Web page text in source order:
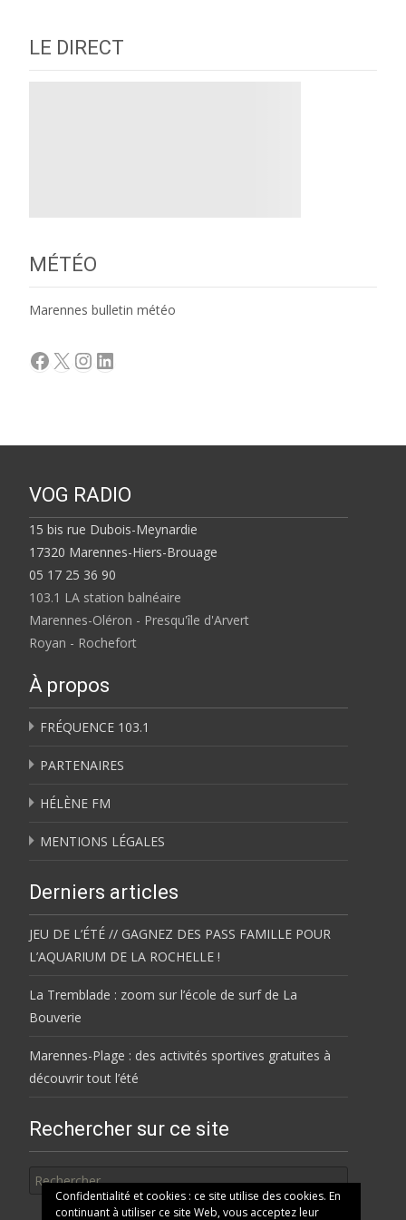
LE DIRECT
MÉTÉO
Marennes bulletin météo
Facebook
X Instagram
LinkedIn
VOG RADIO
15 bis rue Dubois-Meynardie
17320 Marennes-Hiers-Brouage
05 17 25 36 90
103.1 LA station balnéaire
Marennes-Oléron - Presqu'île d'Arvert
Royan - Rochefort
À propos
FRÉQUENCE 103.1
PARTENAIRES
HÉLÈNE FM
MENTIONS LÉGALES
Derniers articles
JEU DE L’ÉTÉ // GAGNEZ DES PASS FAMILLE POUR
L’AQUARIUM DE LA ROCHELLE !
La Tremblade : zoom sur l’école de surf de La
Bouverie
Marennes-Plage : des activités sportives gratuites à
découvrir tout l’été
Rechercher sur ce site
Confidentialité et cookies : ce site utilise des cookies. En
continuant à utiliser ce site Web, vous acceptez leur